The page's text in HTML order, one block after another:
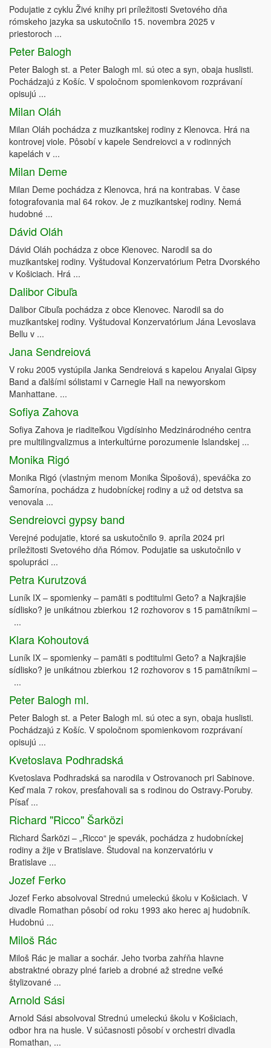
Podujatie z cyklu Živé knihy pri príležitosti Svetového dňa
rómskeho jazyka sa uskutočnilo 15. novembra 2025 v
priestoroch ...
Peter Balogh
Peter Balogh st. a Peter Balogh ml. sú otec a syn, obaja huslisti.
Pochádzajú z Košíc. V spoločnom spomienkovom rozprávaní
opisujú ...
Milan Oláh
Milan Oláh pochádza z muzikantskej rodiny z Klenovca. Hrá na
kontrovej viole. Pôsobí v kapele Sendreiovci a v rodinných
kapelách v ...
Milan Deme
Milan Deme pochádza z Klenovca, hrá na kontrabas. V čase
fotografovania mal 64 rokov. Je z muzikantskej rodiny. Nemá
hudobné ...
Dávid Oláh
Dávid Oláh pochádza z obce Klenovec. Narodil sa do
muzikantskej rodiny. Vyštudoval Konzervatórium Petra Dvorského
v Košiciach. Hrá ...
Dalibor Cibuľa
Dalibor Cibuľa pochádza z obce Klenovec. Narodil sa do
muzikantskej rodiny. Vyštudoval Konzervatórium Jána Levoslava
Bellu v ...
Jana Sendreiová
V roku 2005 vystúpila Janka Sendreiová s kapelou Anyalai Gipsy
Band a ďalšími sólistami v Carnegie Hall na newyorskom
Manhattane. ...
Sofiya Zahova
Sofiya Zahova je riaditeľkou Vigdísinho Medzinárodného centra
pre multilingvalizmus a interkultúrne porozumenie Islandskej ...
Monika Rigó
Monika Rigó (vlastným menom Monika Šipošová), speváčka zo
Šamorína, pochádza z hudobníckej rodiny a už od detstva sa
venovala ...
Sendreiovci gypsy band
Verejné podujatie, ktoré sa uskutočnilo 9. apríla 2024 pri
príležitosti Svetového dňa Rómov. Podujatie sa uskutočnilo v
spolupráci ...
Petra Kurutzová
Luník IX – spomienky – pamäti s podtitulmi Geto? a Najkrajšie
sídlisko? je unikátnou zbierkou 12 rozhovorov s 15 pamätníkmi –
...
Klara Kohoutová
Luník IX – spomienky – pamäti s podtitulmi Geto? a Najkrajšie
sídlisko? je unikátnou zbierkou 12 rozhovorov s 15 pamätníkmi –
...
Peter Balogh ml.
Peter Balogh st. a Peter Balogh ml. sú otec a syn, obaja huslisti.
Pochádzajú z Košíc. V spoločnom spomienkovom rozprávaní
opisujú ...
Kvetoslava Podhradská
Kvetoslava Podhradská sa narodila v Ostrovanoch pri Sabinove.
Keď mala 7 rokov, presťahovali sa s rodinou do Ostravy-Poruby.
Písať ...
Richard "Ricco" Šarközi
Richard Šarközi – „Ricco“ je spevák, pochádza z hudobníckej
rodiny a žije v Bratislave. Študoval na konzervatóriu v
Bratislave ...
Jozef Ferko
Jozef Ferko absolvoval Strednú umeleckú školu v Košiciach. V
divadle Romathan pôsobí od roku 1993 ako herec aj hudobník.
Hudobnú ...
Miloš Rác
Miloš Rác je maliar a sochár. Jeho tvorba zahŕňa hlavne
abstraktné obrazy plné farieb a drobné až stredne veľké
štylizované ...
Arnold Sási
Arnold Sási absolvoval Strednú umeleckú školu v Košiciach,
odbor hra na husle. V súčasnosti pôsobí v orchestri divadla
Romathan, ...